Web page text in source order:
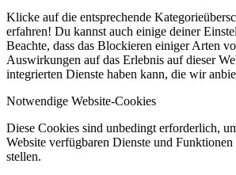
Klicke auf die entsprechende
erfahren! Du kannst auch einige deiner
Beachte, dass das Blockieren einiger Arten
Auswirkungen auf das Erlebnis auf dieser
integrierten Dienste haben kann, die wir
Notwendige Website-Cookies
Diese Cookies sind unbedingt erforderlich,
Website verfügbaren Dienste und
stellen.